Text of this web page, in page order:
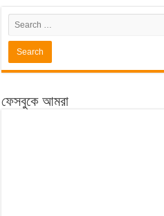
ফেসবুকে আমরা